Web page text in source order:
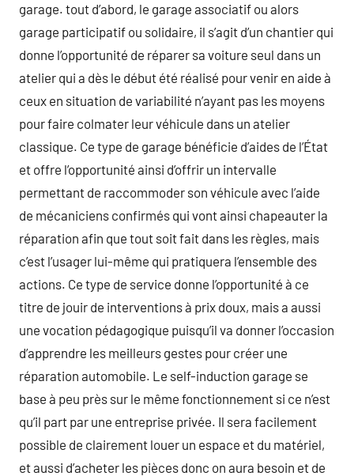
garage. tout d’abord, le garage associatif ou alors
garage participatif ou solidaire, il s’agit d’un chantier qui
donne l’opportunité de réparer sa voiture seul dans un
atelier qui a dès le début été réalisé pour venir en aide à
ceux en situation de variabilité n’ayant pas les moyens
pour faire colmater leur véhicule dans un atelier
classique. Ce type de garage bénéficie d’aides de l’État
et offre l’opportunité ainsi d’offrir un intervalle
permettant de raccommoder son véhicule avec l’aide
de mécaniciens confirmés qui vont ainsi chapeauter la
réparation afin que tout soit fait dans les règles, mais
c’est l’usager lui-même qui pratiquera l’ensemble des
actions. Ce type de service donne l’opportunité à ce
titre de jouir de interventions à prix doux, mais a aussi
une vocation pédagogique puisqu’il va donner l’occasion
d’apprendre les meilleurs gestes pour créer une
réparation automobile. Le self-induction garage se
base à peu près sur le même fonctionnement si ce n’est
qu’il part par une entreprise privée. Il sera facilement
possible de clairement louer un espace et du matériel,
et aussi d’acheter les pièces donc on aura besoin et de